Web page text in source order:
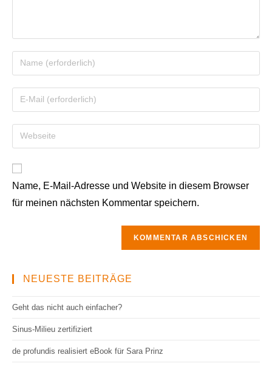
Name, E-Mail-Adresse und Website in diesem Browser
für meinen nächsten Kommentar speichern.
NEUESTE BEITRÄGE
Geht das nicht auch einfacher?
Sinus-Milieu zertifiziert
de profundis realisiert eBook für Sara Prinz